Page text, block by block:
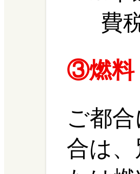
費
③燃料
ご都
合は